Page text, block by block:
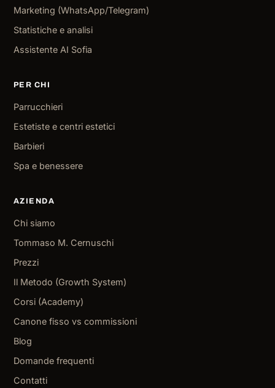
Marketing (WhatsApp/Telegram)
Statistiche e analisi
Assistente AI Sofia
PER CHI
Parrucchieri
Estetiste e centri estetici
Barbieri
Spa e benessere
AZIENDA
Chi siamo
Tommaso M. Cernuschi
Prezzi
Il Metodo (Growth System)
Corsi (Academy)
Canone fisso vs commissioni
Blog
Domande frequenti
Contatti